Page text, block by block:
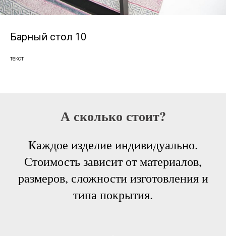
Барный стол 10
текст
А сколько стоит?
Каждое изделие индивидуально.
Стоимость зависит от материалов,
размеров, сложности изготовления и
типа покрытия.